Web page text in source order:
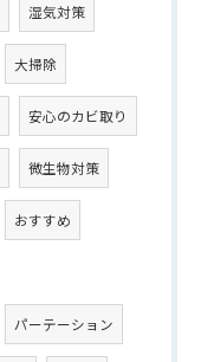
湿気対策
大掃除
安心のカビ取り
微生物対策
おすすめ
パーテーション